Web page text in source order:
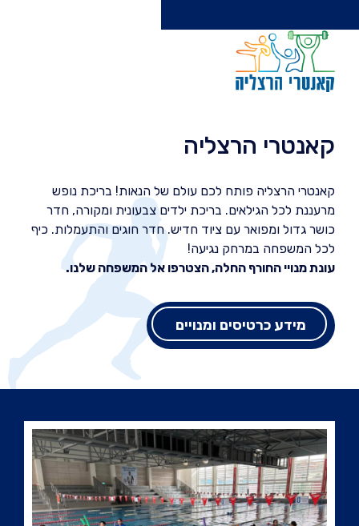
קאנטרי הרצליה
קאנטרי הרצליה פותח לכם עולם של הנאות! בריכת נופש
מרעננת לכל הגילאים. בריכת ילדים צבעונית ומקורה, חדר
כושר גדול ומפואר עם ציוד חדיש. חדר חוגים והתעמלות. כיף
לכל המשפחה במרחק נגיעה!
עונת מנויי החורף החלה, הצטרפו אל המשפחה שלנו.
מידע כרטיסים ומנויים